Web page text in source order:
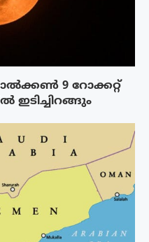
9 റോക്കറ്റ്
ഇടിച്ചിറങ്ങും